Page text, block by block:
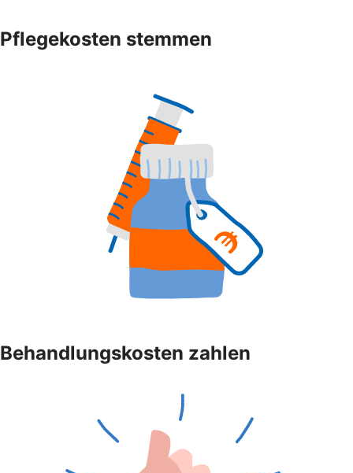
Pflegekosten stemmen
Behandlungskosten zahlen